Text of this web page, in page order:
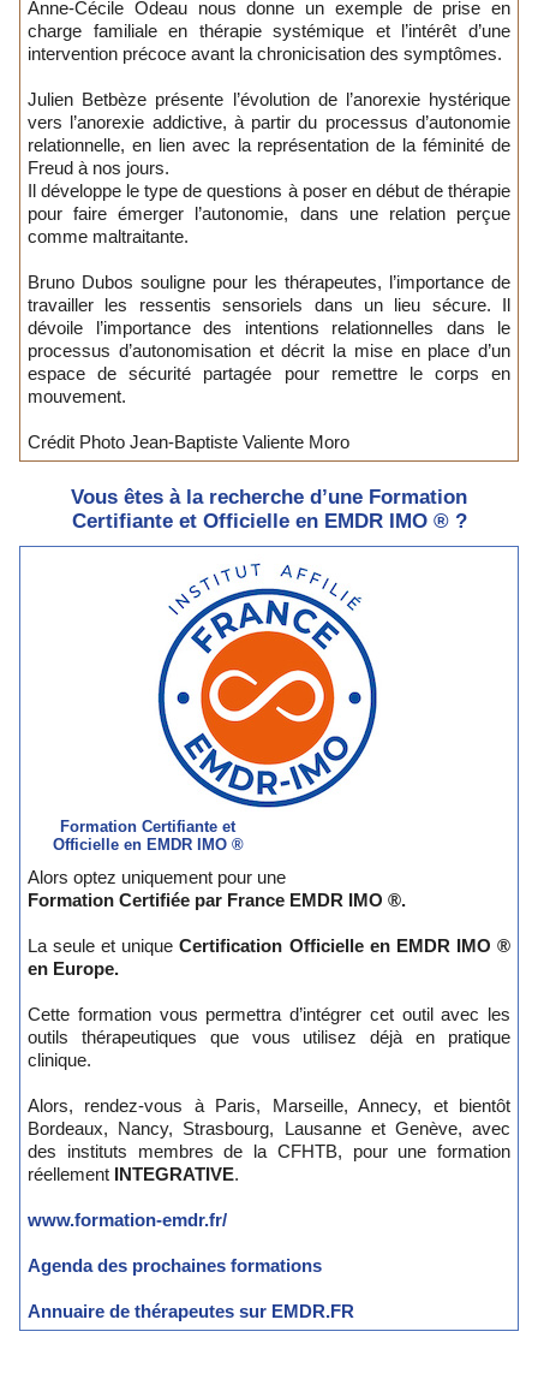
Anne-Cécile Odeau nous donne un exemple de prise en
charge familiale en thérapie systémique et l’intérêt d’une
intervention précoce avant la chronicisation des symptômes.
Julien Betbèze présente l’évolution de l’anorexie hystérique
vers l’anorexie addictive, à partir du processus d’autonomie
relationnelle, en lien avec la représentation de la féminité de
Freud à nos jours.
Il développe le type de questions à poser en début de thérapie
pour faire émerger l’autonomie, dans une relation perçue
comme maltraitante.
Bruno Dubos souligne pour les thérapeutes, l’importance de
travailler les ressentis sensoriels dans un lieu sécure. Il
dévoile l’importance des intentions relationnelles dans le
processus d’autonomisation et décrit la mise en place d’un
espace de sécurité partagée pour remettre le corps en
mouvement.
Crédit Photo Jean-Baptiste Valiente Moro
Vous êtes à la recherche d’une Formation
Certifiante et Officielle en EMDR IMO ® ?
Formation Certifiante et
Officielle en EMDR IMO ®
Alors optez uniquement pour une
Formation Certifiée par France EMDR IMO ®.
La seule et uniqueCertification Officielle en EMDR IMO ®
en Europe.
Cette formation vous permettra d’intégrer cet outil avec les
outils thérapeutiques que vous utilisez déjà en pratique
clinique.
Alors, rendez-vous à Paris, Marseille, Annecy, et bientôt
Bordeaux, Nancy, Strasbourg, Lausanne et Genève, avec
des instituts membres de la CFHTB, pour une formation
réellement INTEGRATIVE.
www.formation-emdr.fr/
Agenda des prochaines formations
Annuaire de thérapeutes sur EMDR.FR